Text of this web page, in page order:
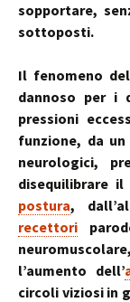
sopportare,
sottoposti.
Il fenomeno del
dannoso per i
pressioni
funzione, da
neurologici,
disequilibrare
postura,
recettori
l’aumento dell’
circoli viziosi in